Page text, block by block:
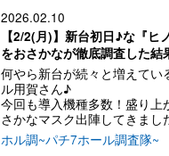
2026.02.10
【2/2(月)】新台初日♪な『ヒ
をおさかなが徹底調査した
何やら新台が続々と増えてい
ル用賀さん♪
今回も導入機種多数！盛り上
さかなマスク出陣してきまし
ホル調~パチ7ホール調査隊~